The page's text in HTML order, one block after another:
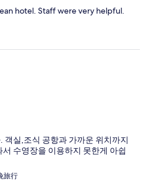
hotel. Staff were very helpful.
객실,조식 공항과 가까운 위치까지
수영장을 이용하지 못한게 아쉽
旅行